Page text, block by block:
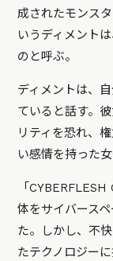
成されたモンス
いうディメント
のと呼ぶ。
ディメントは、
ていると話す。
リティを恐れ、
い感情を持った
「
体をサイバース
た。しかし、不
たテクノロジー